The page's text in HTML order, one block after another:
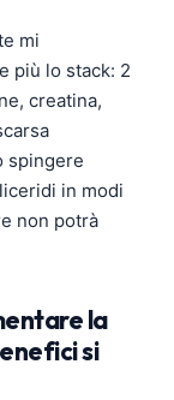
mi
più lo stack: 2
creatina,
spingere
in modi
non potrà
la
si